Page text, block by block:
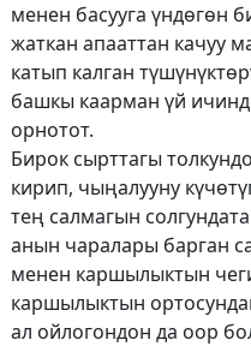
менен басууга үндөгөн
жаткан апааттан качуу
катып калган
башкы каарман үй
орнотот.
Бирок сырттагы
кирип, чыңалууну
тең салмагын
анын чаралары барган
менен каршылыктын
каршылыктын
ал ойлогондон да оор